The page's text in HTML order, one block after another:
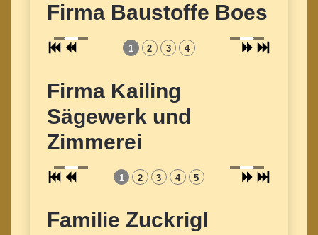
Firma Baustoffe Boes
1 2 3 4
Firma Kailing
Sägewerk und
Zimmerei
1 2 3 4 5
Familie Zuckrigl